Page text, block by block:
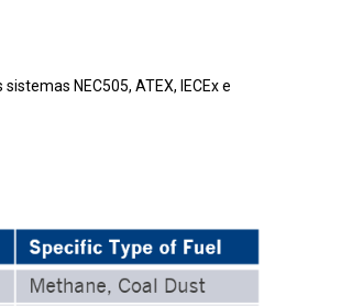
NEC505, ATEX, IECEx e